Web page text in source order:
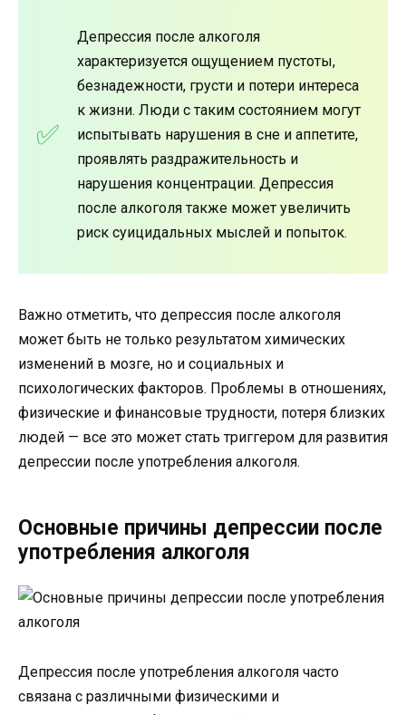
Депрессия после алкоголя
характеризуется ощущением пустоты,
безнадежности, грусти и потери интереса
к жизни. Люди с таким состоянием могут
испытывать нарушения в сне и аппетите,
проявлять раздражительность и
нарушения концентрации. Депрессия
после алкоголя также может увеличить
риск суицидальных мыслей и попыток.
Важно отметить, что депрессия после алкоголя
может быть не только результатом химических
изменений в мозге, но и социальных и
психологических факторов. Проблемы в отношениях,
физические и финансовые трудности, потеря близких
людей — все это может стать триггером для развития
депрессии после употребления алкоголя.
Основные причины депрессии после
употребления алкоголя
Депрессия после употребления алкоголя часто
связана с различными физическими и